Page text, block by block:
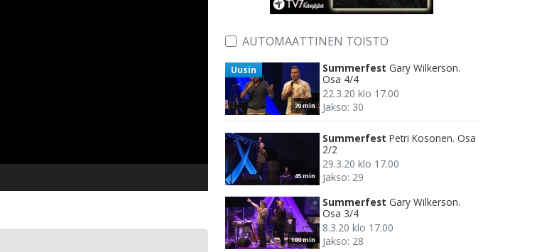
AUTOMAATTINEN TOISTO
70 min
Uusin Summerfest Gary Wilkerson.
Osa 4/4
22.3.20 klo 17.00
Jakso: 30
45 min
Summerfest Petri Kosonen. Osa
2/2
29.3.20 klo 17.00
Jakso: 29
100 min
Summerfest Gary Wilkerson.
Osa 3/4
8.3.20 klo 17.00
Jakso: 28